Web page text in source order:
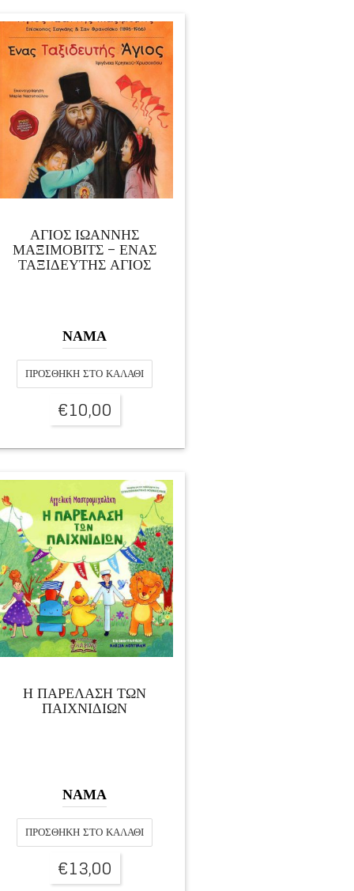
ΑΓΙΟΣ ΙΩΑΝΝΗΣ
ΜΑΞΙΜΟΒΙΤΣ – ΕΝΑΣ
ΤΑΞΙΔΕΥΤΗΣ ΑΓΙΟΣ
ΝΑΜΑ
ΠΡΟΣΘΉΚΗ ΣΤΟ ΚΑΛΆΘΙ
€10,00
Η ΠΑΡΕΛΑΣΗ ΤΩΝ
ΠΑΙΧΝΙΔΙΩΝ
ΝΑΜΑ
ΠΡΟΣΘΉΚΗ ΣΤΟ ΚΑΛΆΘΙ
€13,00